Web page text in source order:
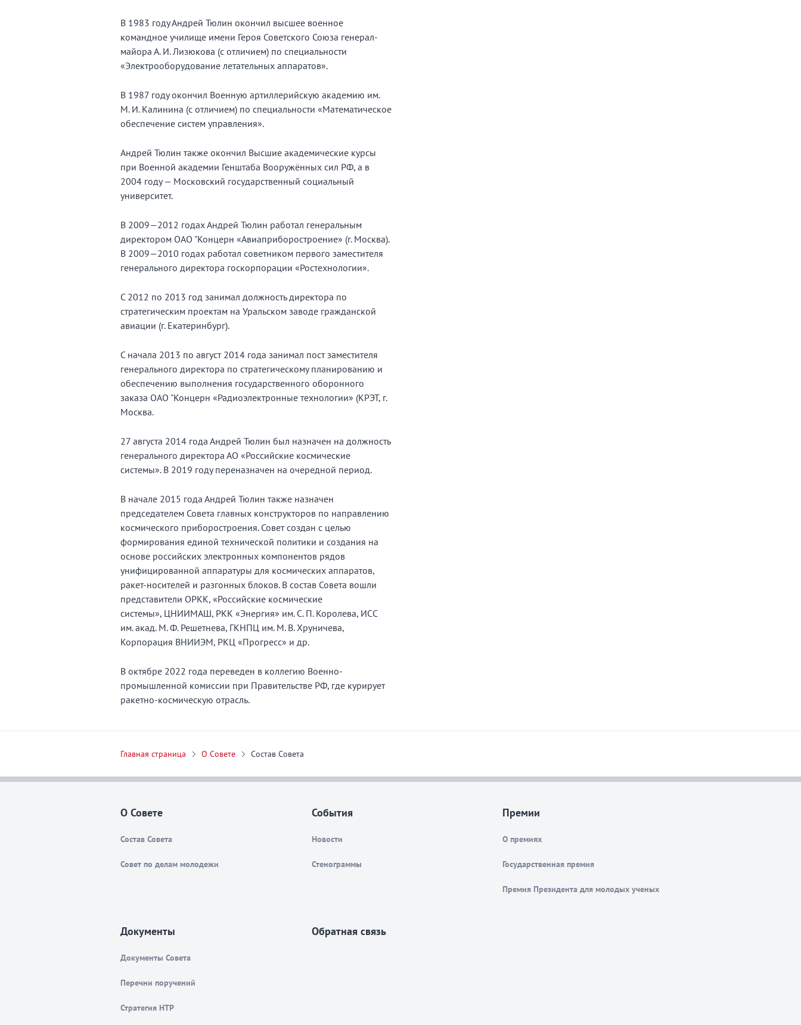
В 1983 году Андрей Тюлин окончил высшее военное
командное училище имени Героя Советского Союза генерал-
майора А. И. Лизюкова (с отличием) по специальности
«Электрооборудование летательных аппаратов».
В 1987 году окончил Военную артиллерийскую академию им.
М. И. Калинина (с отличием) по специальности «Математическое
обеспечение систем управления».
Андрей Тюлин также окончил Высшие академические курсы
при Военной академии Генштаба Вооружённых сил РФ, а в
2004 году — Московский государственный социальный
университет.
В 2009—2012 годах Андрей Тюлин работал генеральным
директором ОАО "Концерн «Авиаприборостроение» (г. Москва).
В 2009—2010 годах работал советником первого заместителя
генерального директора госкорпорации «Ростехнологии».
С 2012 по 2013 год занимал должность директора по
стратегическим проектам на Уральском заводе гражданской
авиации (г. Екатеринбург).
С начала 2013 по август 2014 года занимал пост заместителя
генерального директора по стратегическому планированию и
обеспечению выполнения государственного оборонного
заказа ОАО "Концерн «Радиоэлектронные технологии» (КРЭТ, г.
Москва.
27 августа 2014 года Андрей Тюлин был назначен на должность
генерального директора АО «Российские космические
системы». В 2019 году переназначен на очередной период.
В начале 2015 года Андрей Тюлин также назначен
председателем Совета главных конструкторов по направлению
космического приборостроения. Совет создан с целью
формирования единой технической политики и создания на
основе российских электронных компонентов рядов
унифицированной аппаратуры для космических аппаратов,
ракет-носителей и разгонных блоков. В состав Совета вошли
представители ОРКК, «Российские космические
системы», ЦНИИМАШ, РКК «Энергия» им. С. П. Королева, ИСС
им. акад. М. Ф. Решетнева, ГКНПЦ им. М. В. Хруничева,
Корпорация ВНИИЭМ, РКЦ «Прогресс» и др.
В октябре 2022 года переведен в коллегию Военно-
промышленной комиссии при Правительстве РФ, где курирует
ракетно-космическую отрасль.
Главная страница О Совете Состав Совета
О Совете
Состав Совета
Совет по делам молодежи
События
Новости
Стенограммы
Премии
О премиях
Государственная премия
Премия Президента для молодых ученых
Документы
Документы Совета
Перечни поручений
Стратегия НТР
Обратная связь